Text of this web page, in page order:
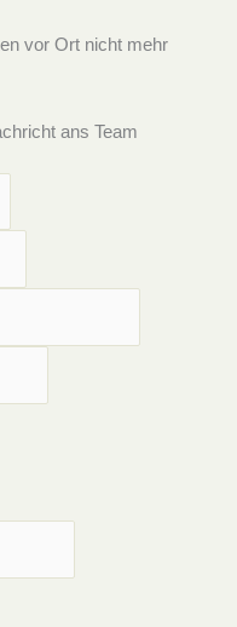
vor Ort nicht mehr
ans Team